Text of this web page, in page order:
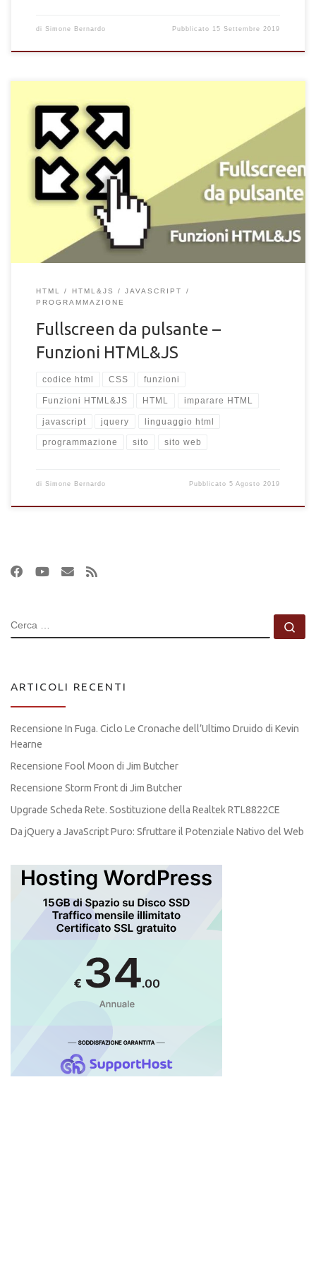
di Simone Bernardo Pubblicato 15 Settembre 2019
Come visualizzare una pagina web in schermo intero cliccando
su un pulsante HTML. Visualizza fullscreen il tuo sito web con
una funzione JQuery applicata su tasto HTML.
HTML HTML&JS
JAVASCRIPT
PROGRAMMAZIONE
Fullscreen da pulsante –
Funzioni HTML&JS
codice html CSS funzioni
Funzioni HTML&JS HTML imparare HTML
javascript jquery linguaggio html
programmazione sito sito web
di Simone Bernardo Pubblicato5 Agosto 2019
CERCA
ARTICOLI RECENTI
Recensione In Fuga. Ciclo Le Cronache dell’Ultimo Druido di Kevin
Hearne
Recensione Fool Moon di Jim Butcher
Recensione Storm Front di Jim Butcher
Upgrade Scheda Rete. Sostituzione della Realtek RTL8822CE
Da jQuery a JavaScript Puro: Sfruttare il Potenziale Nativo del Web